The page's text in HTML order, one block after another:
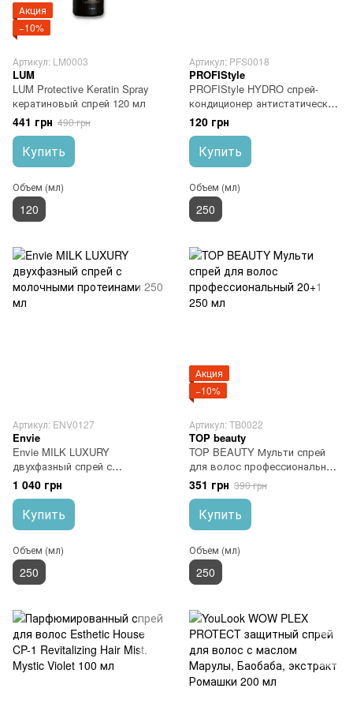
Акция
−10%
Артикул: LM0003
LUM
LUM Protective Keratin Spray
кератиновый спрей 120 мл
441 грн 490 грн
Купить
Объем (мл)
120
Артикул: PFS0018
PROFIStyle
PROFIStyle HYDRO спрей-
кондиционер антистатический
эффект 250 мл
120 грн
Купить
Объем (мл)
250
Артикул: ENV0127
Envie
Envie MILK LUXURY
двухфазный спрей с
молочными протеинами 250
мл
1 040 грн
Купить
Объем (мл)
250
Акция
−10%
Артикул: TB0022
TOP beauty
TOP BEAUTY Мульти спрей
для волос профессиональный
20+1 250 мл
351 грн 390 грн
Купить
Объем (мл)
250